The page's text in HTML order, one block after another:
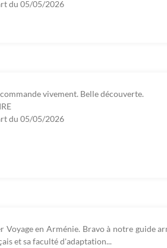
du 05/05/2026
vivement. Belle découverte.
du 05/05/2026
Voyage en Arménie. Bravo à notre guide
et sa faculté d'adaptation...